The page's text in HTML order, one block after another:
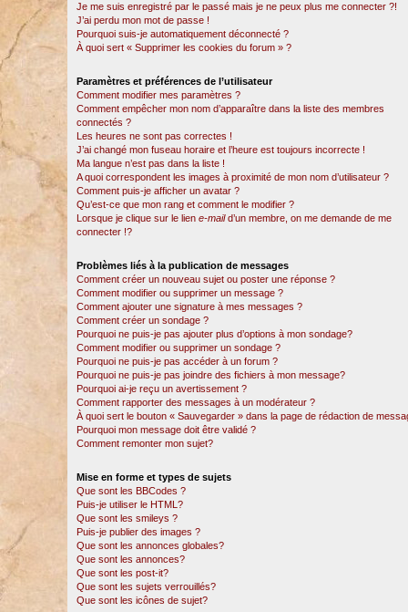
Je me suis enregistré par le passé mais je ne peux plus me connecter ?!
J’ai perdu mon mot de passe !
Pourquoi suis-je automatiquement déconnecté ?
À quoi sert « Supprimer les cookies du forum » ?
Paramètres et préférences de l’utilisateur
Comment modifier mes paramètres ?
Comment empêcher mon nom d’apparaître dans la liste des membres
connectés ?
Les heures ne sont pas correctes !
J’ai changé mon fuseau horaire et l’heure est toujours incorrecte !
Ma langue n’est pas dans la liste !
A quoi correspondent les images à proximité de mon nom d’utilisateur ?
Comment puis-je afficher un avatar ?
Qu’est-ce que mon rang et comment le modifier ?
Lorsque je clique sur le lien e-maild’un membre, on me demande de me
connecter !?
Problèmes liés à la publication de messages
Comment créer un nouveau sujet ou poster une réponse ?
Comment modifier ou supprimer un message ?
Comment ajouter une signature à mes messages ?
Comment créer un sondage ?
Pourquoi ne puis-je pas ajouter plus d’options à mon sondage?
Comment modifier ou supprimer un sondage ?
Pourquoi ne puis-je pas accéder à un forum ?
Pourquoi ne puis-je pas joindre des fichiers à mon message?
Pourquoi ai-je reçu un avertissement ?
Comment rapporter des messages à un modérateur ?
À quoi sert le bouton « Sauvegarder » dans la page de rédaction de
Pourquoi mon message doit être validé ?
Comment remonter mon sujet?
Mise en forme et types de sujets
Que sont les BBCodes ?
Puis-je utiliser le HTML?
Que sont les smileys ?
Puis-je publier des images ?
Que sont les annonces globales?
Que sont les annonces?
Que sont les post-it?
Que sont les sujets verrouillés?
Que sont les icônes de sujet?